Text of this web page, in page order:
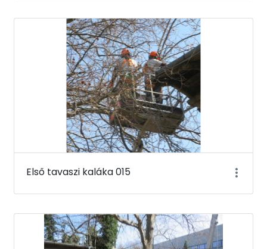
Első tavaszi kaláka 015